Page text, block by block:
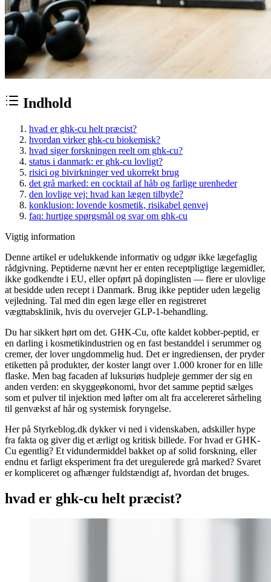
Indhold
hvad er ghk-cu helt præcist?
hvordan virker ghk-cu biokemisk?
hvad siger forskningen reelt om ghk-cu?
status i danmark: er ghk-cu lovligt?
risici og bivirkninger ved ukorrekt brug
det grå marked: en cocktail af håb og farlige urenheder
den lovlige vej: hvad kan lægen tilbyde?
konklusion: lovende kosmetik, risikabel genvej
faq: hurtige spørgsmål og svar om ghk-cu
Vigtig information
Denne artikel er udelukkende informativ og udgør ikke lægefaglig
rådgivning. Peptiderne nævnt her er enten receptpligtige lægemidler,
ikke godkendte i EU, eller opført på dopinglisten — flere er ulovlige
at besidde uden recept i Danmark. Brug ikke peptider uden lægelig
vejledning. Tal med din egen læge eller en registreret
vægttabsklinik, hvis du overvejer GLP-1-behandling.
Du har sikkert hørt om det. GHK-Cu, ofte kaldet kobber-peptid, er
en darling i kosmetikindustrien og en fast bestanddel i serummer og
cremer, der lover ungdommelig hud. Det er ingrediensen, der pryder
etiketten på produkter, der koster langt over 1.000 kroner for en lille
flaske. Men bag facaden af luksuriøs hudpleje gemmer der sig en
anden verden: en skyggeøkonomi, hvor det samme peptid sælges
som et pulver til injektion med løfter om alt fra accelereret sårheling
til genvækst af hår og systemisk foryngelse.
Her på Styrkeblog.dk dykker vi ned i videnskaben, adskiller hype
fra fakta og giver dig et ærligt og kritisk billede. For hvad er GHK-
Cu egentlig? Et vidundermiddel bakket op af solid forskning, eller
endnu et farligt eksperiment fra det uregulerede grå marked? Svaret
er kompliceret og afhænger fuldstændigt af, hvordan det bruges.
hvad er ghk-cu helt præcist?